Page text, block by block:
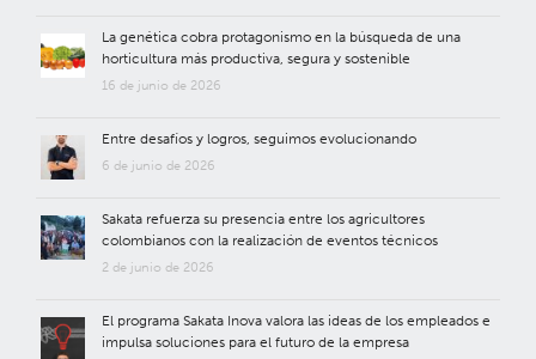
La genética cobra protagonismo en la búsqueda de una
horticultura más productiva, segura y sostenible
16 de junio de 2026
Entre desafíos y logros, seguimos evolucionando
6 de junio de 2026
Sakata refuerza su presencia entre los agricultores
colombianos con la realización de eventos técnicos
2 de junio de 2026
El programa Sakata Inova valora las ideas de los empleados e
impulsa soluciones para el futuro de la empresa